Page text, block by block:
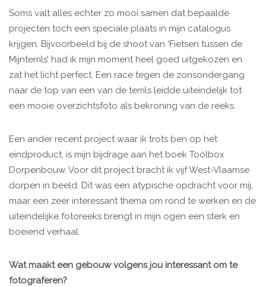
Soms valt alles echter zo mooi samen dat bepaalde
projecten toch een speciale plaats in mijn catalogus
krijgen. Bijvoorbeeld bij de shoot van ‘Fietsen tussen de
Mijnterrils’ had ik mijn moment heel goed uitgekozen en
zat het licht perfect. Een race tegen de zonsondergang
naar de top van een van de terrils leidde uiteindelijk tot
een mooie overzichtsfoto als bekroning van de reeks.
Een ander recent project waar ik trots ben op het
eindproduct, is mijn bijdrage aan het boek Toolbox
Dorpenbouw. Voor dit project bracht ik vijf West-Vlaamse
dorpen in beeld. Dit was een atypische opdracht voor mij,
maar een zeer interessant thema om rond te werken en de
uiteindelijke fotoreeks brengt in mijn ogen een sterk en
boeiend verhaal.
Wat maakt een gebouw volgens jou interessant om te
fotograferen?